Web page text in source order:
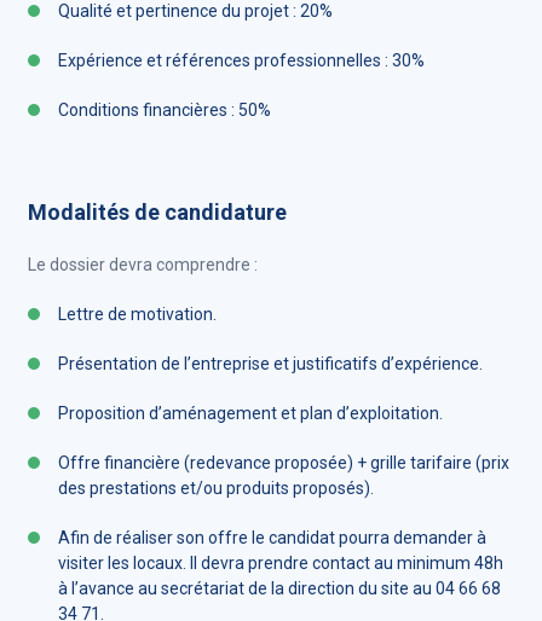
Qualité et pertinence du projet : 20%
Expérience et références professionnelles : 30%
Conditions financières : 50%
Modalités de candidature
Le dossier devra comprendre :
Lettre de motivation.
Présentation de l’entreprise et justificatifs d’expérience.
Proposition d’aménagement et plan d’exploitation.
Offre financière (redevance proposée) + grille tarifaire (prix
des prestations et/ou produits proposés).
Afin de réaliser son offre le candidat pourra demander à
visiter les locaux. Il devra prendre contact au minimum 48h
à l’avance au secrétariat de la direction du site au 04 66 68
34 71.